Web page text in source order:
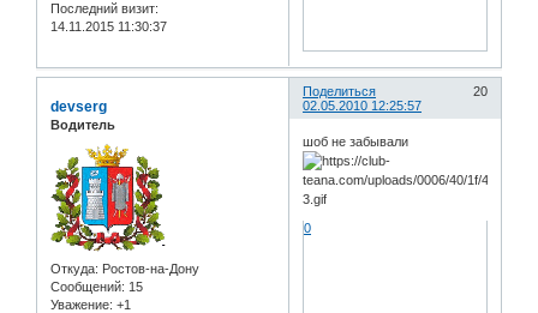
Последний визит:
14.11.2015 11:30:37
Поделиться
20
02.05.2010 12:25:57
devserg
Водитель
Откуда: Ростов-на-Дону
Сообщений: 15
Уважение: +1
шоб не забывали
0